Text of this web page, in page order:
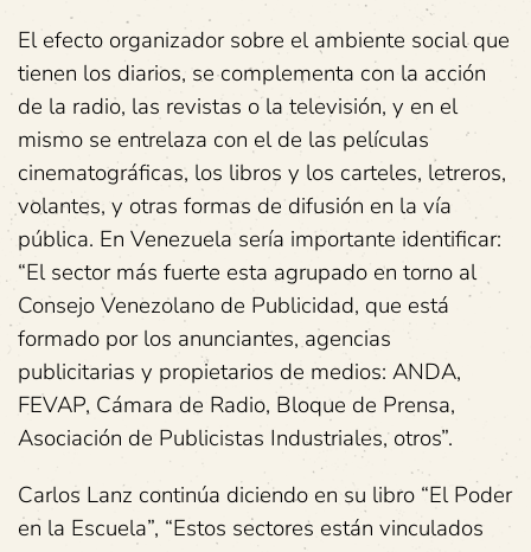
El efecto organizador sobre el ambiente social que
tienen los diarios, se complementa con la acción
de la radio, las revistas o la televisión, y en el
mismo se entrelaza con el de las películas
cinematográficas, los libros y los carteles, letreros,
volantes, y otras formas de difusión en la vía
pública. En Venezuela sería importante identificar:
“El sector más fuerte esta agrupado en torno al
Consejo Venezolano de Publicidad, que está
formado por los anunciantes, agencias
publicitarias y propietarios de medios: ANDA,
FEVAP, Cámara de Radio, Bloque de Prensa,
Asociación de Publicistas Industriales, otros”.
Carlos Lanz continúa diciendo en su libro “El Poder
en la Escuela”, “Estos sectores están vinculados